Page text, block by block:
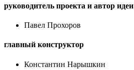
руководитель проекта и автор идеи
Павел Прохоров
главный конструктор
Константин Нарышкин